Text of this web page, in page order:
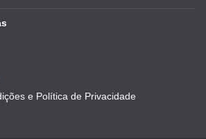
e Política de Privacidade